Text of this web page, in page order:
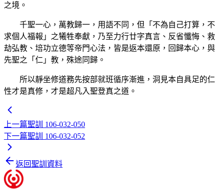
之境。
千聖一心，萬教歸一，用語不同，但「不為自己打算，不
求個人福報」之犧牲奉獻，乃至力行廿字真言、反省懺悔、救
劫弘教、培功立德等帝門心法，皆是返本還原，回歸本心，與
先聖之「仁」教，殊途同歸。
所以靜坐修道務先按部就班循序漸進，洞見本自具足的仁
性才是真修，才是超凡入聖登真之道。
上一篇聖訓 106-032-050
下一篇聖訓 106-032-052
返回聖訓資料